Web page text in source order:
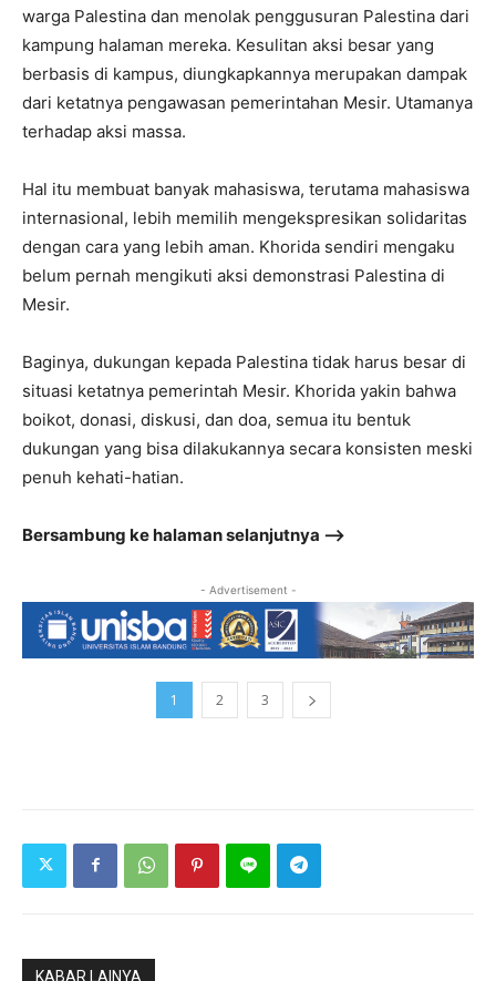
warga Palestina dan menolak penggusuran Palestina dari
kampung halaman mereka. Kesulitan aksi besar yang
berbasis di kampus, diungkapkannya merupakan dampak
dari ketatnya pengawasan pemerintahan Mesir. Utamanya
terhadap aksi massa.
Hal itu membuat banyak mahasiswa, terutama mahasiswa
internasional, lebih memilih mengekspresikan solidaritas
dengan cara yang lebih aman. Khorida sendiri mengaku
belum pernah mengikuti aksi demonstrasi Palestina di
Mesir.
Baginya, dukungan kepada Palestina tidak harus besar di
situasi ketatnya pemerintah Mesir. Khorida yakin bahwa
boikot, donasi, diskusi, dan doa, semua itu bentuk
dukungan yang bisa dilakukannya secara konsisten meski
penuh kehati-hatian.
Bersambung ke halaman selanjutnya –>
- Advertisement -
1 2 3
KABAR LAINYA